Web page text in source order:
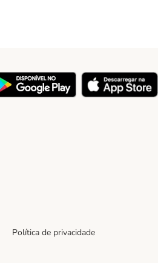
Política de privacidade